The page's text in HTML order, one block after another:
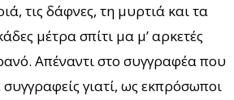
τις δάφνες, τη μυρτιά και τα
μέτρα σπίτι μα μ’ αρκετές
Απέναντι στο συγγραφέα που
γιατί, ως εκπρόσωποι